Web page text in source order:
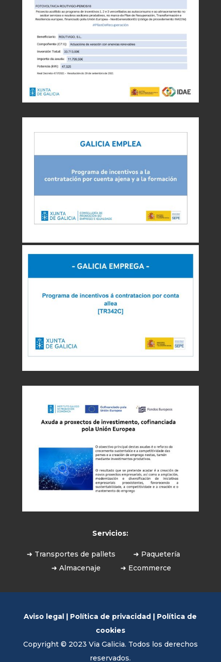
Servicios:
➜ Transportes de pallets➜ Paquetería
➜ Almacenaje➜ Ecommerce
Aviso legal | Política de privacidad | Política de
cookies
Copyright © 2023 Via Galicia. Todos los derechos
reservados.